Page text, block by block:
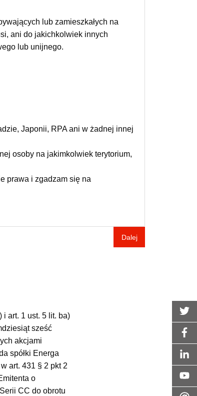
lub zamieszkałych na
ani do jakichkolwiek innych
lub unijnego.
Japonii, RPA ani w żadnej innej
osoby na jakimkolwiek terytorium,
prawa i zgadzam się na
Dalej
i art. 1 ust. 5 lit. ba)
sześć
akcjami
spółki Energa
art. 431 § 2 pkt 2
o
CC do obrotu